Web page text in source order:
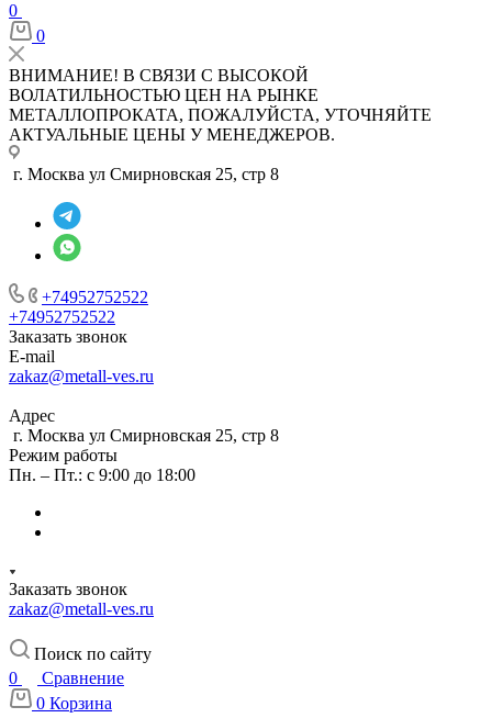
0
0
ВНИМАНИЕ! В СВЯЗИ С ВЫСОКОЙ
ВОЛАТИЛЬНОСТЬЮ ЦЕН НА РЫНКЕ
МЕТАЛЛОПРОКАТА, ПОЖАЛУЙСТА, УТОЧНЯЙТЕ
АКТУАЛЬНЫЕ ЦЕНЫ У МЕНЕДЖЕРОВ.
г. Москва ул Смирновская 25, стр 8
+74952752522
+74952752522
Заказать звонок
E-mail
zakaz@metall-ves.ru
Адрес
г. Москва ул Смирновская 25, стр 8
Режим работы
Пн. – Пт.: с 9:00 до 18:00
Заказать звонок
zakaz@metall-ves.ru
Поиск по сайту
0
Сравнение
0 Корзина